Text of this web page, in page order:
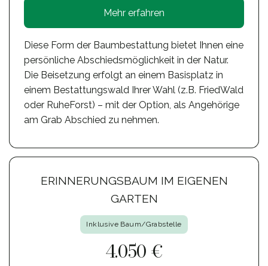
Mehr erfahren
Diese Form der Baumbestattung bietet Ihnen eine
persönliche Abschiedsmöglichkeit in der Natur.
Die Beisetzung erfolgt an einem Basisplatz in
einem Bestattungswald Ihrer Wahl (z.B. FriedWald
oder RuheForst) – mit der Option, als Angehörige
am Grab Abschied zu nehmen.
ERINNERUNGSBAUM IM EIGENEN
GARTEN
Inklusive Baum/Grabstelle
4.050 €